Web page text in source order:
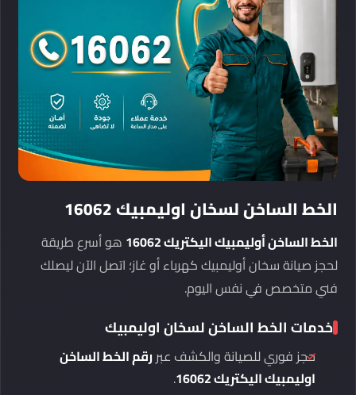
الخط الساخن لسخان اوليمبيك 16062
الخط الساخن أوليمبيك اليكتريك 16062
هو أسرع طريقة
لحجز صيانة سخان أوليمبيك كهرباء أو غاز؛ اتصل الآن ليصلك
فني متخصص في نفس اليوم.
خدمات الخط الساخن لسخان اوليمبيك
حجز فوري للصيانة والكشف عبررقم الخط الساخن
اوليمبيك اليكتريك 16062
.